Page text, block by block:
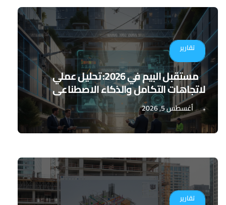
تقارير
مستقبل البيم في 2026: تحليل عملي
لاتجاهات التكامل والذكاء الاصطناعي
أغسطس 5, 2026
تقارير